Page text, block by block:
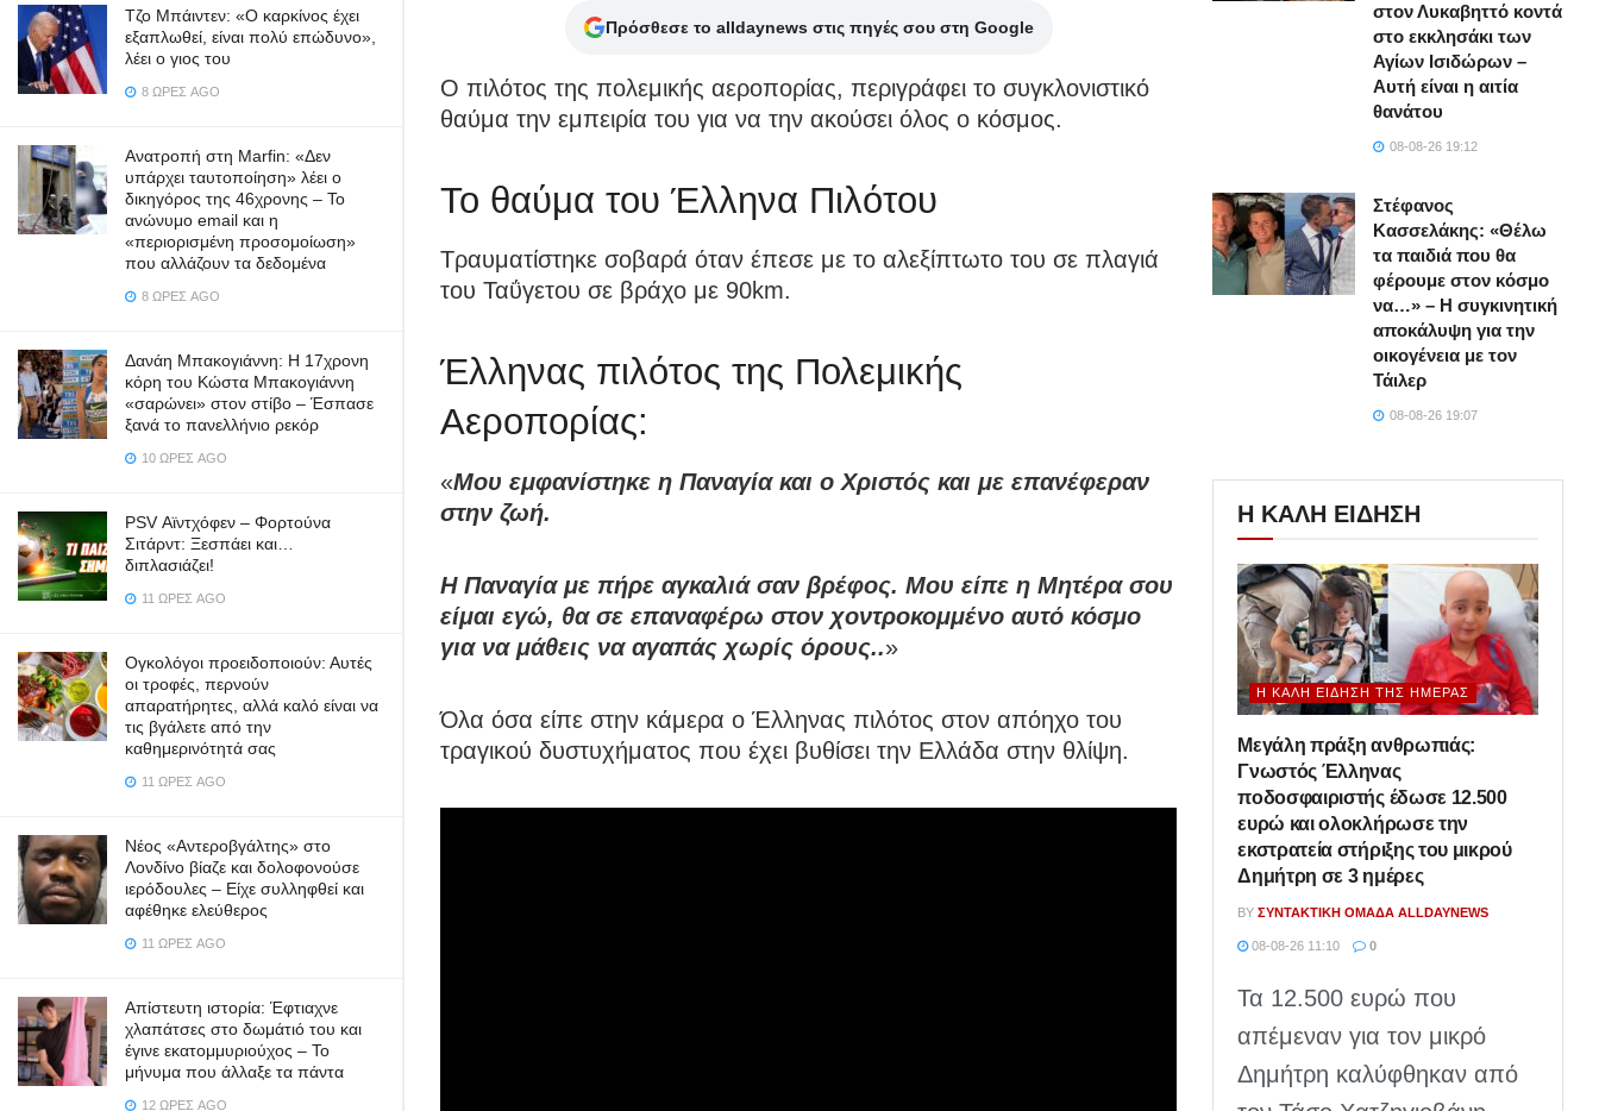
Τζο Μπάιντεν: «Ο καρκίνος έχει
εξαπλωθεί, είναι πολύ επώδυνο»,
λέει ο γιος του
8 ΏΡΕΣ AGO
Ανατροπή στη Marfin: «Δεν
υπάρχει ταυτοποίηση» λέει ο
δικηγόρος της 46χρονης – Το
ανώνυμο email και η
«περιορισμένη προσομοίωση»
που αλλάζουν τα δεδομένα
8 ΏΡΕΣ AGO
Δανάη Μπακογιάννη: Η 17χρονη
κόρη του Κώστα Μπακογιάννη
«σαρώνει» στον στίβο – Έσπασε
ξανά το πανελλήνιο ρεκόρ
10 ΏΡΕΣ AGO
PSV Αϊντχόφεν – Φορτούνα
Σιτάρντ: Ξεσπάει και…
διπλασιάζει!
11 ΏΡΕΣ AGO
Ογκολόγοι προειδοποιούν: Αυτές
οι τροφές, περνούν
απαρατήρητες, αλλά καλό είναι να
τις βγάλετε από την
καθημερινότητά σας
11 ΏΡΕΣ AGO
Νέος «Αντεροβγάλτης» στο
Λονδίνο βίαζε και δολοφονούσε
ιερόδουλες – Είχε συλληφθεί και
αφέθηκε ελεύθερος
11 ΏΡΕΣ AGO
Απίστευτη ιστορία: Έφτιαχνε
χλαπάτσες στο δωμάτιό του και
έγινε εκατομμυριούχος – Το
μήνυμα που άλλαξε τα πάντα
12 ΏΡΕΣ AGO
Πρόσθεσε το alldaynews στις πηγές σου στη Google
Ο πιλότος της πολεμικής αεροπορίας, περιγράφει το συγκλονιστικό
θαύμα την εμπειρία του για να την ακούσει όλος ο κόσμος.
Το θαύμα του Έλληνα Πιλότου
Τραυματίστηκε σοβαρά όταν έπεσε με το αλεξίπτωτο του σε πλαγιά
του Ταΰγετου σε βράχο με 90km.
Έλληνας πιλότος της Πολεμικής
Αεροπορίας:
«Μου εμφανίστηκε η Παναγία και ο Χριστός και με επανέφεραν
στην ζωή.
Η Παναγία με πήρε αγκαλιά σαν βρέφος. Μου είπε η Μητέρα σου
είμαι εγώ, θα σε επαναφέρω στον χοντροκομμένο αυτό κόσμο
για να μάθεις να αγαπάς χωρίς όρους..»
Όλα όσα είπε στην κάμερα ο Έλληνας πιλότος στον απόηχο του
τραγικού δυστυχήματος που έχει βυθίσει την Ελλάδα στην θλίψη.
στον Λυκαβηττό κοντά
στο εκκλησάκι των
Αγίων Ισιδώρων –
Αυτή είναι η αιτία
θανάτου
08-08-26 19:12
Στέφανος
Κασσελάκης: «Θέλω
τα παιδιά που θα
φέρουμε στον κόσμο
να…» – Η συγκινητική
αποκάλυψη για την
οικογένεια με τον
Τάιλερ
08-08-26 19:07
Η ΚΑΛΗ ΕΙΔΗΣΗ
Η ΚΑΛΉ ΕΊΔΗΣΗ ΤΗΣ ΗΜΈΡΑΣ
Μεγάλη πράξη ανθρωπιάς:
Γνωστός Έλληνας
ποδοσφαιριστής έδωσε 12.500
ευρώ και ολοκλήρωσε την
εκστρατεία στήριξης του μικρού
Δημήτρη σε 3 ημέρες
BY ΣΥΝΤΑΚΤΙΚΉ ΟΜΆΔΑ ALLDAYNEWS
08-08-26 11:10 0
Τα 12.500 ευρώ που
απέμεναν για τον μικρό
Δημήτρη καλύφθηκαν από